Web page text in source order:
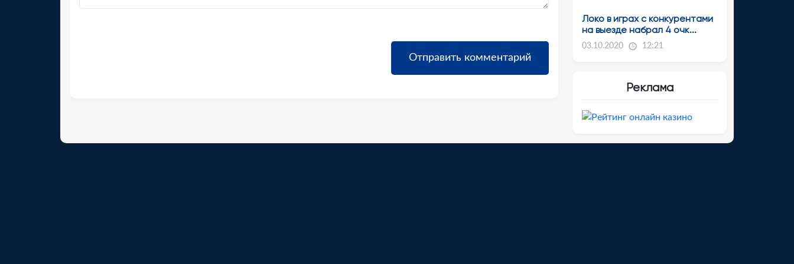
Локо в играх с конкурентами
на выезде набрал 4 очк...
03.10.2020 12:21
Реклама